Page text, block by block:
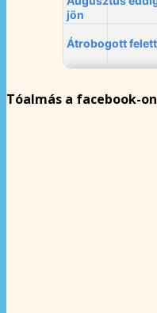
Tóalmás a facebook-on